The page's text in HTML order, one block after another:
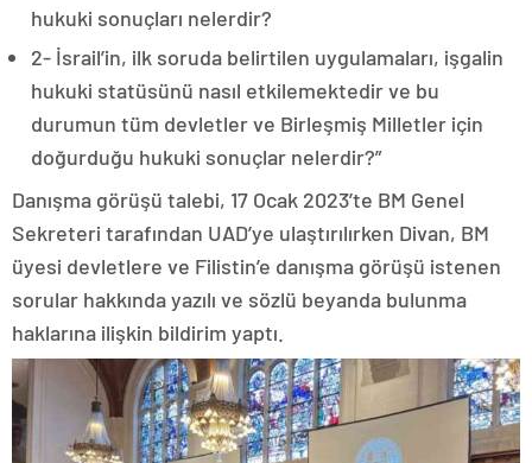
hukuki sonuçları nelerdir?
2- İsrail’in, ilk soruda belirtilen uygulamaları, işgalin
hukuki statüsünü nasıl etkilemektedir ve bu
durumun tüm devletler ve Birleşmiş Milletler için
doğurduğu hukuki sonuçlar nelerdir?”
Danışma görüşü talebi, 17 Ocak 2023’te BM Genel
Sekreteri tarafından UAD’ye ulaştırılırken Divan, BM
üyesi devletlere ve Filistin’e danışma görüşü istenen
sorular hakkında yazılı ve sözlü beyanda bulunma
haklarına ilişkin bildirim yaptı.